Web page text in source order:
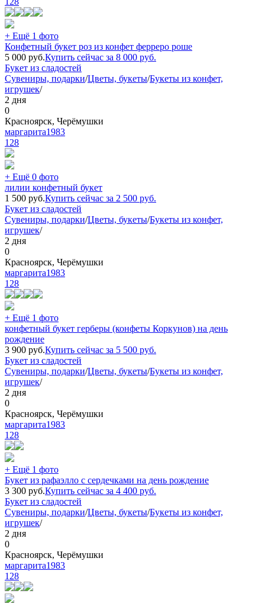
+ Ещё 1 фото
Конфетный букет роз из конфет ферреро роше
5 000 руб.Купить сейчас за 8 000 руб.
Букет из сладостей
Сувениры, подарки/Цветы, букеты/Букеты из конфет,
игрушек/
2 дня
0
Красноярск, Черёмушки
маргарита1983
128
+ Ещё 0 фото
лилии конфетный букет
1 500 руб.Купить сейчас за 2 500 руб.
Букет из сладостей
Сувениры, подарки/Цветы, букеты/Букеты из конфет,
игрушек/
2 дня
0
Красноярск, Черёмушки
маргарита1983
128
+ Ещё 1 фото
конфетный букет герберы (конфеты Коркунов) на день
рождение
3 900 руб.Купить сейчас за 5 500 руб.
Букет из сладостей
Сувениры, подарки/Цветы, букеты/Букеты из конфет,
игрушек/
2 дня
0
Красноярск, Черёмушки
маргарита1983
128
+ Ещё 1 фото
Букет из рафаэлло с сердечками на день рождение
3 300 руб.Купить сейчас за 4 400 руб.
Букет из сладостей
Сувениры, подарки/Цветы, букеты/Букеты из конфет,
игрушек/
2 дня
0
Красноярск, Черёмушки
маргарита1983
128